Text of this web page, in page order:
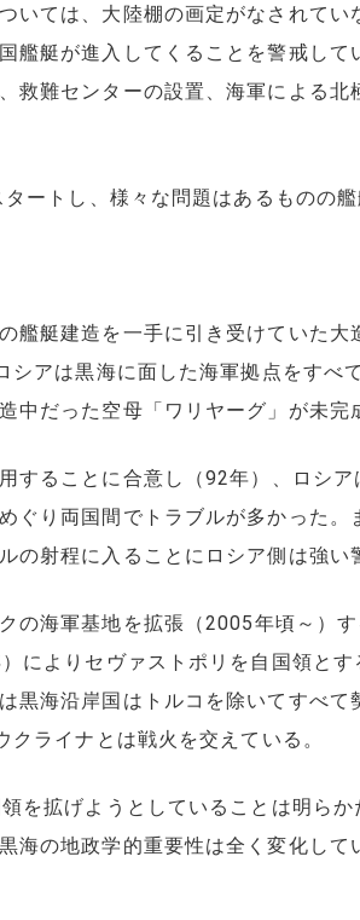
ては、大陸棚の画定がなされてい
艦艇が進入してくることを警戒し
救難センターの設置、海軍による
トし、様々な問題はあるものの艦
艇建造を一手に引き受けていた大
アは黒海に面した海軍拠点をすべ
だった空母「ワリヤーグ」が未完
ることに合意し（92年）、ロシ
ぐり両国間でトラブルが多かった
射程に入ることにロシア側は強い
海軍基地を拡張（2005年頃～）
によりセヴァストポリを自国領と
黒海沿岸国はトルコを除いてすべ
ライナとは戦火を交えている。
を拡げようとしていることは明ら
の地政学的重要性は全く変化して